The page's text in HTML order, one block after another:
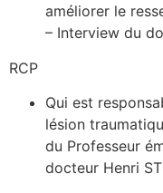
améliorer le
– Interview du
RCP
Qui est
lésion
du Professeur
docteur Henri